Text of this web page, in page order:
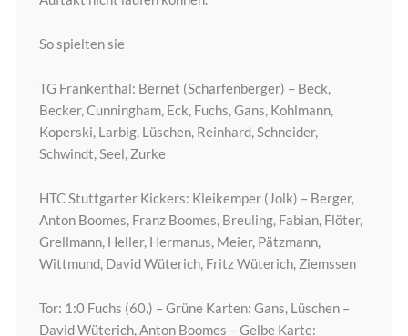
So spielten sie
TG Frankenthal: Bernet (Scharfenberger) – Beck,
Becker, Cunningham, Eck, Fuchs, Gans, Kohlmann,
Koperski, Larbig, Lüschen, Reinhard, Schneider,
Schwindt, Seel, Zurke
HTC Stuttgarter Kickers: Kleikemper (Jolk) – Berger,
Anton Boomes, Franz Boomes, Breuling, Fabian, Flöter,
Grellmann, Heller, Hermanus, Meier, Pätzmann,
Wittmund, David Wüterich, Fritz Wüterich, Ziemssen
Tor: 1:0 Fuchs (60.) – Grüne Karten: Gans, Lüschen –
David Wüterich, Anton Boomes – Gelbe Karte: